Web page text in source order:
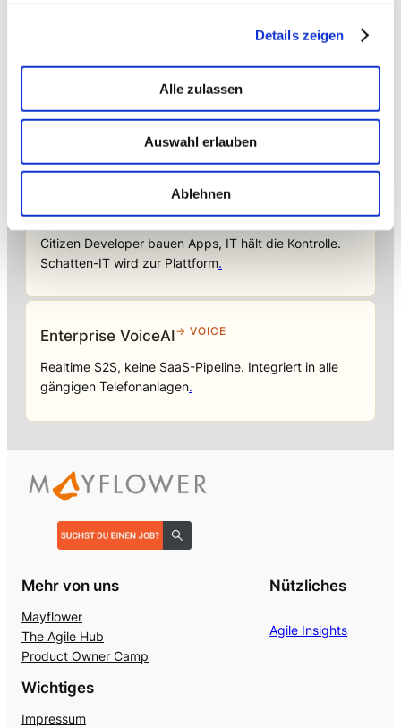
Details zeigen
Alle zulassen
Auswahl erlauben
Ablehnen
→ FOUNDATION
KI-Fundament für Unternehmen. On-prem.
Einsatzbereit in Wochen, nicht Quartalen
Amicable
Citizen Developer bauen Apps, IT hält die Kontrolle.
Schatten-IT wird zur Plattform.
Enterprise VoiceAI→ VOICE
Realtime S2S, keine SaaS-Pipeline. Integriert in alle
gängigen Telefonanlagen.
Mehr von uns
Mayflower
The Agile Hub
Product Owner Camp
Nützliches
Agile Insights
Wichtiges
Impressum